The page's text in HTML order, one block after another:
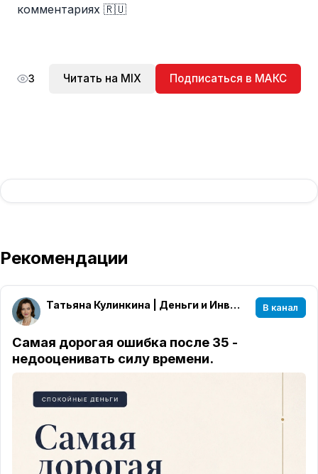
комментариях 🇷🇺
3 Читать на MIX Подписаться в МАКС
Рекомендации
Татьяна Кулинкина | Деньги и Инвестиции В канал
Самая дорогая ошибка после 35 -
недооценивать силу времени.